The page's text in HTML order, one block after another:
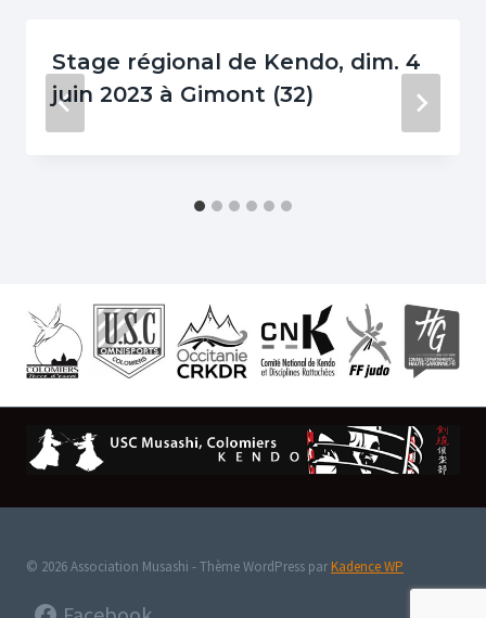
Stage régional de Kendo, dim. 4
juin 2023 à Gimont (32)
© 2026 Association Musashi - Thème WordPress par Kadence WP